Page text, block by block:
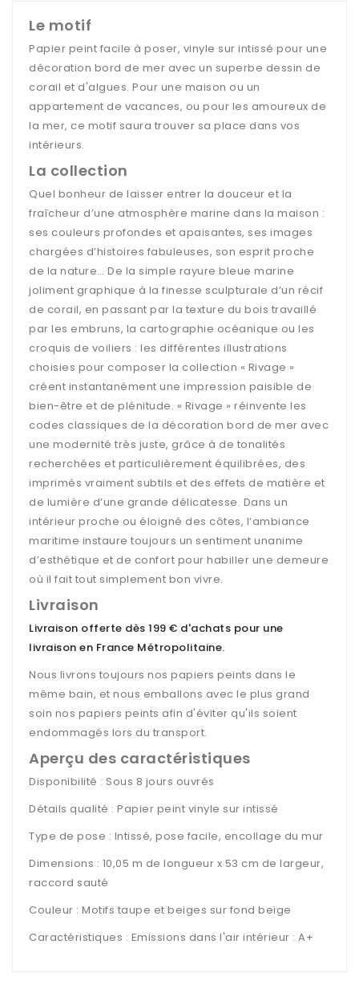
Le motif
Papier peint facile à poser, vinyle sur intissé pour une
décoration bord de mer avec un superbe dessin de
corail et d'algues. Pour une maison ou un
appartement de vacances, ou pour les amoureux de
la mer, ce motif saura trouver sa place dans vos
intérieurs.
La collection
Quel bonheur de laisser entrer la douceur et la
fraîcheur d’une atmosphère marine dans la maison :
ses couleurs profondes et apaisantes, ses images
chargées d’histoires fabuleuses, son esprit proche
de la nature… De la simple rayure bleue marine
joliment graphique à la finesse sculpturale d’un récif
de corail, en passant par la texture du bois travaillé
par les embruns, la cartographie océanique ou les
croquis de voiliers : les différentes illustrations
choisies pour composer la collection « Rivage »
créent instantanément une impression paisible de
bien-être et de plénitude. « Rivage » réinvente les
codes classiques de la décoration bord de mer avec
une modernité très juste, grâce à de tonalités
recherchées et particulièrement équilibrées, des
imprimés vraiment subtils et des effets de matière et
de lumière d’une grande délicatesse. Dans un
intérieur proche ou éloigné des côtes, l’ambiance
maritime instaure toujours un sentiment unanime
d’esthétique et de confort pour habiller une demeure
où il fait tout simplement bon vivre.
Livraison
Livraison offerte dès 199 € d'achats pour une
livraison en France Métropolitaine.
Nous livrons toujours nos papiers peints dans le
même bain, et nous emballons avec le plus grand
soin nos papiers peints afin d'éviter qu'ils soient
endommagés lors du transport.
Aperçu des caractéristiques
Disponibilité : Sous 8 jours ouvrés
Détails qualité : Papier peint vinyle sur intissé
Type de pose : Intissé, pose facile, encollage du mur
Dimensions : 10,05 m de longueur x 53 cm de largeur,
raccord sauté
Couleur : Motifs taupe et beiges sur fond beige
Caractéristiques : Emissions dans l'air intérieur : A+